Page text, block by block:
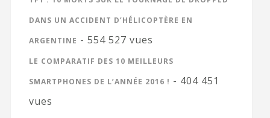
DANS UN ACCIDENT D’HÉLICOPTÈRE EN
ARGENTINE - 554 527 vues
LE COMPARATIF DES 10 MEILLEURS
SMARTPHONES DE L’ANNÉE 2016 ! - 404 451
vues